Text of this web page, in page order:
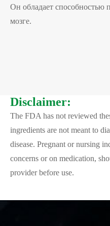
Он обладает
мозге.
Disclaimer:
The FDA has not reviewed
ingredients are not meant to
disease. Pregnant or nursing
concerns or on medication,
provider before use.